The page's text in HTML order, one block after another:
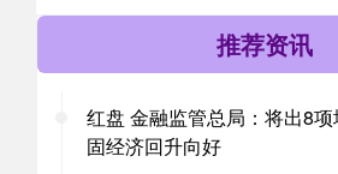
推荐资讯
红盘 金融监管总局：将出8
固经济回升向好